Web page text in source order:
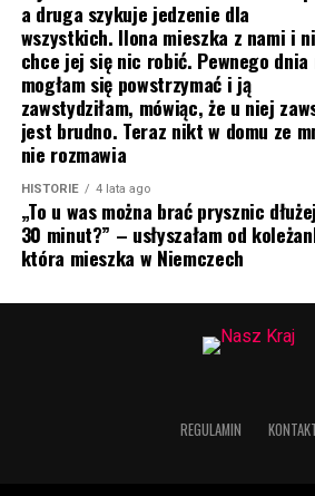
a druga szykuje jedzenie dla
wszystkich. Ilona mieszka z nami i
chce jej się nic robić. Pewnego dnia
mogłam się powstrzymać i ją
zawstydziłam, mówiąc, że u niej
jest brudno. Teraz nikt w domu ze
nie rozmawia
HISTORIE 4 lata ago
„To u was można brać prysznic
30 minut?” – usłyszałam od
która mieszka w Niemczech
REGULAMIN